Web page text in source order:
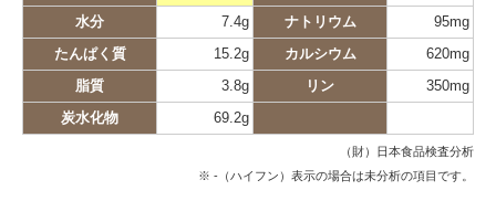
水分 7.4g ナトリウム 95mg
たんぱく質 15.2g カルシウム 620mg
脂質 3.8g リン 350mg
炭水化物 69.2g
（財）日本食品検査分析
※ -（ハイフン）表示の場合は未分析の項目です。